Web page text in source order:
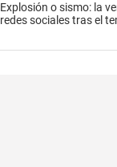
Explosión o sismo: la
redes sociales tras el